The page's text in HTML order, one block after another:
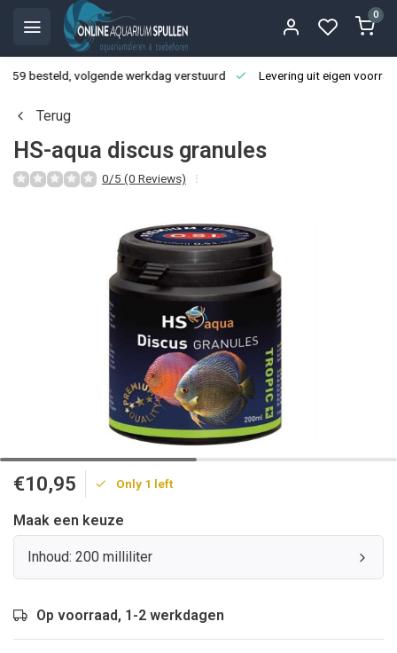
0
besteld, volgende werkdag verstuurd Levering uit eigen
Terug
HS-aqua discus granules
0/5 (0 Reviews)
€10,95 Only 1 left
Maak een keuze
Inhoud: 200 milliliter
Op voorraad, 1-2 werkdagen